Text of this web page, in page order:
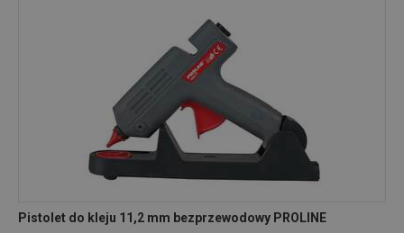
Pistolet do kleju 11,2 mm bezprzewodowy PROLINE